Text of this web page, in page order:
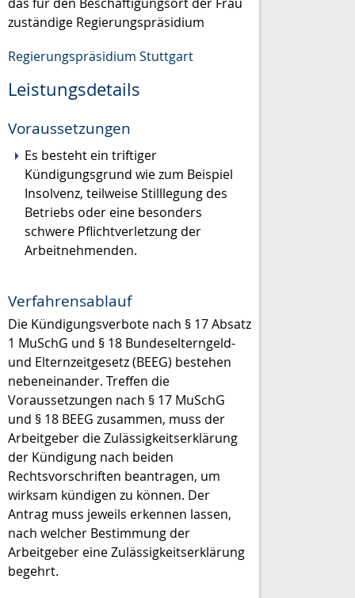
zuständige Regierungspräsidium
Regierungspräsidium Stuttgart
Leistungsdetails
Voraussetzungen
Es besteht ein triftiger
Kündigungsgrund wie zum Beispiel
Insolvenz, teilweise Stilllegung des
Betriebs oder eine besonders
schwere Pflichtverletzung der
Arbeitnehmenden.
Verfahrensablauf
Die Kündigungsverbote nach § 17 Absatz
1 MuSchG und § 18 Bundeselterngeld-
und Elternzeitgesetz (BEEG) bestehen
nebeneinander. Treffen die
Voraussetzungen nach § 17 MuSchG
und § 18 BEEG zusammen, muss der
Arbeitgeber die Zulässigkeitserklärung
der Kündigung nach beiden
Rechtsvorschriften beantragen, um
wirksam kündigen zu können. Der
Antrag muss jeweils erkennen lassen,
nach welcher Bestimmung der
Arbeitgeber eine Zulässigkeitserklärung
begehrt.